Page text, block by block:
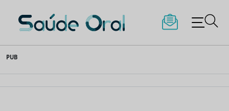
to
content
Saúde Oral
PUB